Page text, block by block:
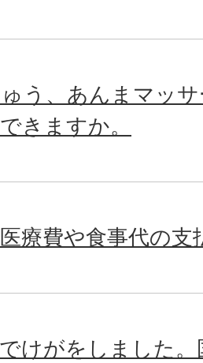
う、あんまマッ
きますか。
療費や食事代の
けがをしました